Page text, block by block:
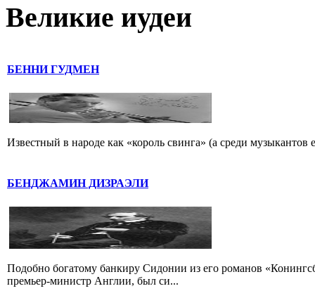
Великие иудеи
БЕННИ ГУДМЕН
Известный в народе как «король свинга» (а среди
БЕНДЖАМИН ДИЗРАЭЛИ
Подобно богатому банкиру Сидонии из его романов
премьер-министр Англии, был си...